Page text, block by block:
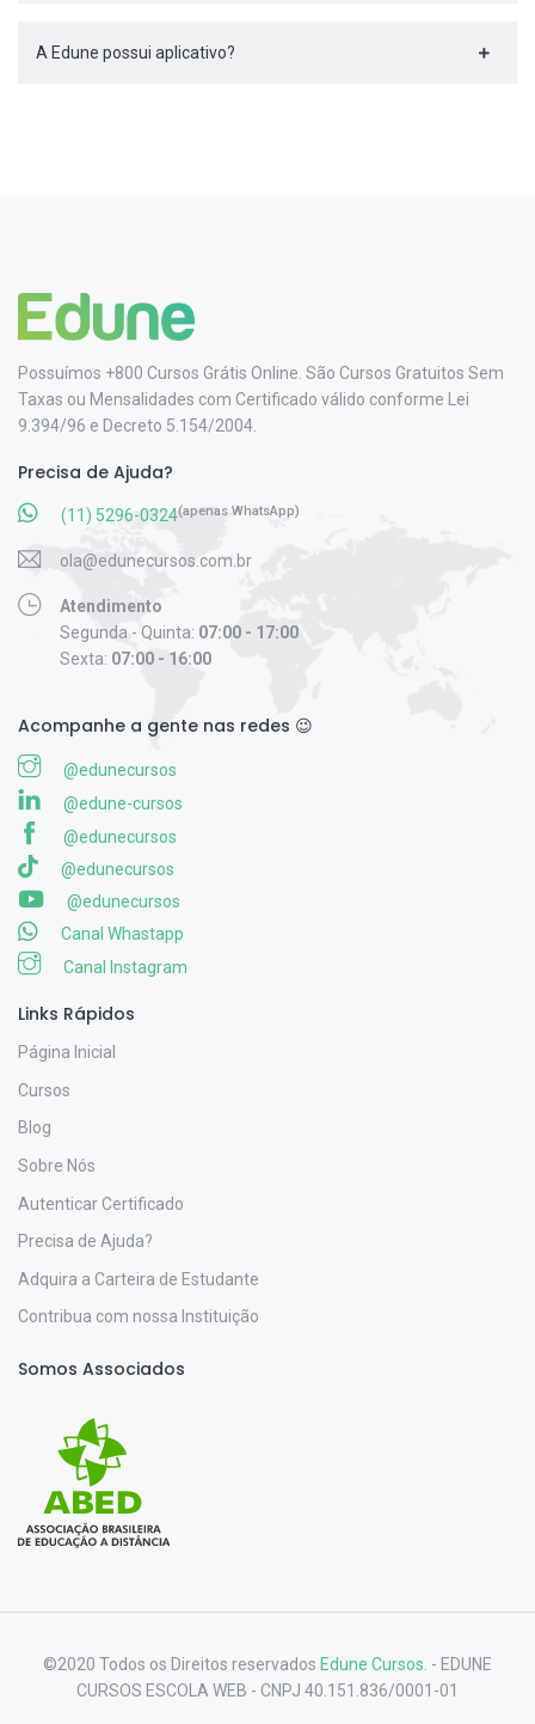
A Edune possui aplicativo?
Possuímos +800 Cursos Grátis Online. São Cursos Gratuitos Sem
Taxas ou Mensalidades com Certificado válido conforme Lei
9.394/96 e Decreto 5.154/2004.
Precisa de Ajuda?
(11) 5296-0324(apenas WhatsApp)
ola@edunecursos.com.br
Atendimento
Segunda - Quinta: 07:00 - 17:00
Sexta: 07:00 - 16:00
Acompanhe a gente nas redes 😉
@edunecursos
@edune-cursos
@edunecursos
@edunecursos
@edunecursos
Canal Whastapp
Canal Instagram
Links Rápidos
Página Inicial
Cursos
Blog
Sobre Nós
Autenticar Certificado
Precisa de Ajuda?
Adquira a Carteira de Estudante
Contribua com nossa Instituição
Somos Associados
©2020 Todos os Direitos reservados Edune Cursos. - EDUNE
CURSOS ESCOLA WEB - CNPJ 40.151.836/0001-01